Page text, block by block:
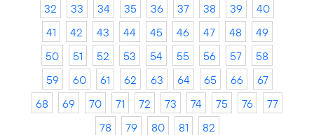
32
33 34 35 36 37 38 39
40
41
42 43 44 45 46 47 48
49
50
51 52 53 54 55 56 57
58
59
60 61 62 63 64 65 66
67
68
69 70 71 72 73 74 75 76
77
78
79 80 81 82